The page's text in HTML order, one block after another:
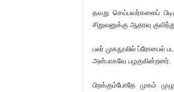
தவறு செய்பவர்களைப்
சிறுவனுக்கு ஆதரவு
பலர் முகநூலில்
அன்பாகவே பழகுகின்றனர்.
பிறக்கும்போதே முகம்